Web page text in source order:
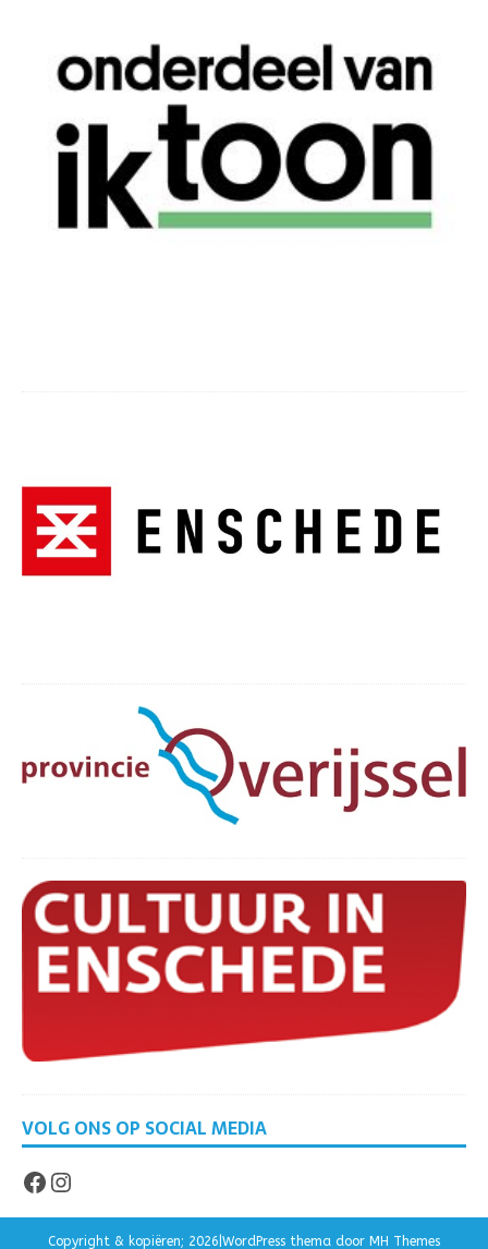
VOLG ONS OP SOCIAL MEDIA
Copyright & kopiëren; 2026|WordPress thema door MH Themes